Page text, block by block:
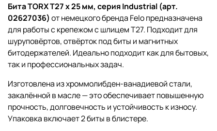
Бита TORX T27 x 25 мм, серия Industrial (арт.
02627036) от немецкого бренда Felo предназначена
для работы с крепежом с шлицем T27. Подходит для
шуруповёртов, отвёрток под биты и магнитных
битодержателей. Идеально подходит как для бытовых,
так и профессиональных задач.
Изготовлена из хроммолибден-ванадиевой стали,
закалённой в масле — это обеспечивает повышенную
прочность, долговечность и устойчивость к износу.
Упаковка включает 2 биты в блистере.